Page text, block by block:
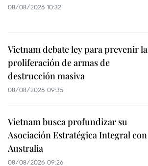
08/08/2026 10:32
Vietnam debate ley para prevenir la
proliferación de armas de
destrucción masiva
08/08/2026 09:35
Vietnam busca profundizar su
Asociación Estratégica Integral con
Australia
08/08/2026 09:26